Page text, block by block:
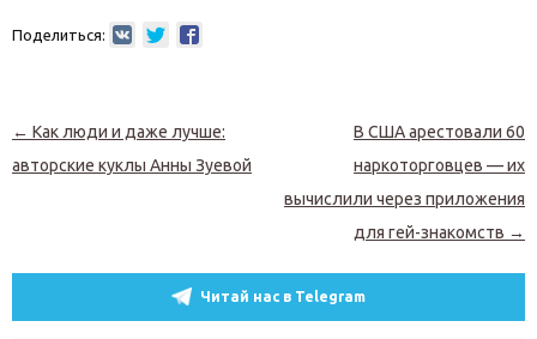
Поделиться:
Навигация по записям
← Как люди и даже лучше:
авторские куклы Анны Зуевой
В США арестовали 60
наркоторговцев — их
вычислили через приложения
для гей-знакомств →
Читай нас в Telegram